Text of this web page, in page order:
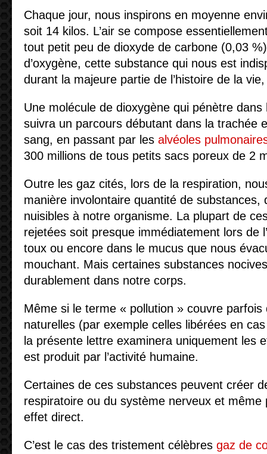
Chaque jour, nous inspirons en moyenne
soit 14 kilos. L’air se compose
tout petit peu de dioxyde de carbone (0,03
d’oxygène, cette substance qui nous est
durant la majeure partie de l’histoire de la
Une molécule de dioxygène qui pénètre
suivra un parcours débutant dans la trachée
sang, en passant par les alvéoles
300 millions de tous petits sacs poreux de 2
Outre les gaz cités, lors de la respiration,
manière involontaire quantité de substances,
nuisibles à notre organisme. La plupart de
rejetées soit presque immédiatement lors de
toux ou encore dans le mucus que nous
mouchant. Mais certaines substances
durablement dans notre corps.
Même si le terme « pollution » couvre parfois
naturelles (par exemple celles libérées en
la présente lettre examinera uniquement les
est produit par l’activité humaine.
Certaines de ces substances peuvent créer
respiratoire ou du système nerveux et
effet direct.
C’est le cas des tristement célèbres gaz de